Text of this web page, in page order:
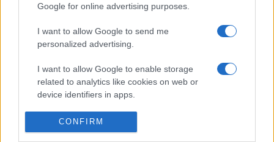
Google for online advertising purposes.
I want to allow Google to send me
personalized advertising.
I want to allow Google to enable storage
related to analytics like cookies on web or
device identifiers in apps.
I want to allow Google to enable storage
related to functionality of the website or app.
CONFIRM
Utóbbi ezért felszólította (volna) a tagállamok oktatási
szerveit, hogy határozottan szálljanak szembe minden olyan
kísérlettel, amely a teremtéselmélet oktatását
a tételek - a vallás kivételével - bármilyen más tananyagban
szerepelhessenek.
(Múlt-kor/MTI)